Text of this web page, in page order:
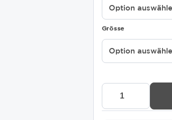
Grösse
Schöffel
Hose